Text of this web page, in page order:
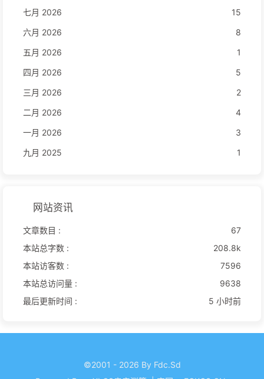
七月 2026
15
六月 2026
8
五月 2026
1
四月 2026
5
三月 2026
2
二月 2026
4
一月 2026
3
九月 2025
1
网站资讯
文章数目 :
67
本站总字数 :
208.8k
本站访客数 :
7596
本站总访问量 :
9638
最后更新时间 :
5 小时前
©2001 - 2026 By Fdc.Sd